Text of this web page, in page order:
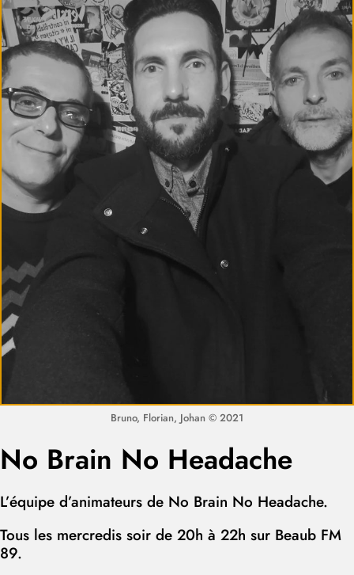
Bruno, Florian, Johan © 2021
No Brain No Headache
L’équipe d’animateurs de No Brain No Headache.
Tous les mercredis soir de 20h à 22h sur Beaub FM
89.